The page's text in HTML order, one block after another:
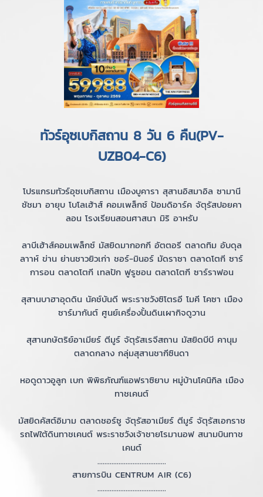
ทัวร์อุซเบกิสถาน 8 วัน 6 คืน(PV-
UZB04-C6)
โปรแกรมทัวร์อุซเบกิสถาน เมืองบูคารา สุสานอิสมาอิล ซามานี
ชัชมา อายุบ โบโลเฮ้าส์ คอมเพล็กซ์ ป้อมดิอาร์ค จัตุรัสปอยคา
ลอน โรงเรียนสอนศาสนา มิริ อาหรับ
ลาบีเฮ้าส์คอมเพล็กซ์ มัสยิดมากอกกี อัตตอรี ตลาดทิม อับดุล
ลาาห์ ข่าน ย่านชาวยิวเก่า ชอร์-มินอร์ มัดราซา ตลาดโตกี ซาร์
การอน ตลาดโตกี เทลปัก ฟูรูชอน ตลาดโตกี ซาร์ราฟอน
สุสานบาฮาอุดดิน นัคช์บันดี พระราชวังซิโตรอี โมคี โคซา เมือง
ซาร์มากันต์ ศูนย์เครื่องปั้นดินเผากิจดูวาน
สุสานกษัตริย์อาเมียร์ ตีมูร์ จัตุรัสเรจีสถาน มัสยิดบีบี คานุม
ตลาดกลาง กลุ่มสุสานชากีซินดา
หอดูดาวอูลูก เบก พิพิธภัณฑ์แอฟราซิยาบ หมู่บ้านโคนิกิล เมือง
ทาชเคนต์
มัสยิดคัสต์อิมาม ตลาดชอร์ซู จัตุรัสอาเมียร์ ตีมูร์ จัตุรัสเอกราช
รถไฟใต้ดินทาชเคนต์ พระราชวังเจ้าชายโรมานอฟ สนามบินทาช
เคนต์
.......................................
สายการบิน CENTRUM AIR (C6)
.......................................